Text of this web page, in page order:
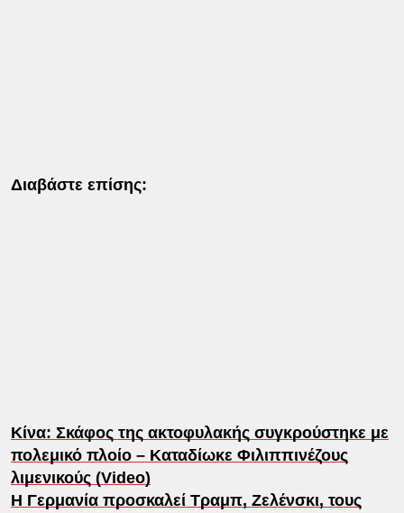
Διαβάστε επίσης:
Κίνα: Σκάφος της ακτοφυλακής συγκρούστηκε με
πολεμικό πλοίο – Καταδίωκε Φιλιππινέζους
λιμενικούς (Video)
Η Γερμανία προσκαλεί Τραμπ, Ζελένσκι, τους